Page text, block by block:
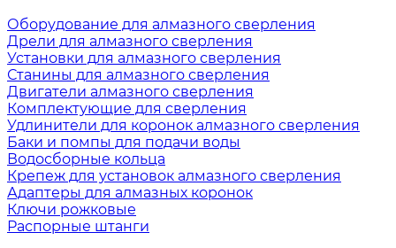
Оборудование для алмазного сверления
Дрели для алмазного сверления
Установки для алмазного сверления
Станины для алмазного сверления
Двигатели алмазного сверления
Комплектующие для сверления
Удлинители для коронок алмазного сверления
Баки и помпы для подачи воды
Водосборные кольца
Крепеж для установок алмазного сверления
Адаптеры для алмазных коронок
Ключи рожковые
Распорные штанги